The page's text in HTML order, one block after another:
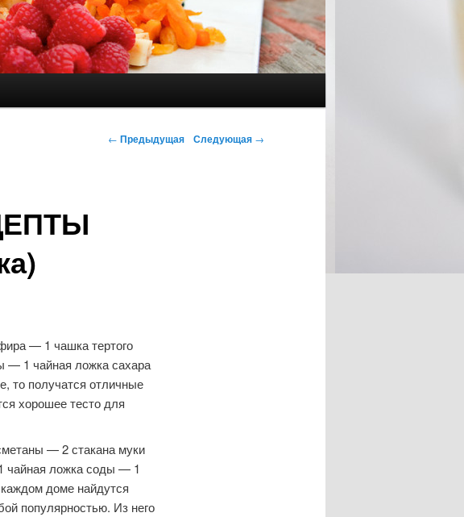
Навигация по записям
← Предыдущая Следующая →
— 1 чашка тертого
— 1 чайная ложка сахара
то получатся отличные
хорошее тесто для
— 2 стакана муки
чайная ложка соды — 1
доме найдутся
популярностью. Из него